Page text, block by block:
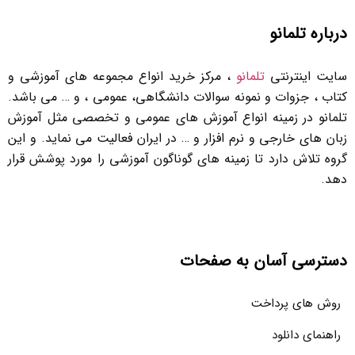
درباره تلمانو
سایت اینترنتی تلمانو ، مرکز خرید انواع مجموعه های آموزشی و
کتاب ، جزوات و نمونه سوالات دانشگاهی، عمومی ، و … می باشد.
تلمانو در زمینه انواع آموزش های عمومی و تخصصی مثل آموزش
زبان های خارجی و نرم افزار و … در ایران فعالیت می نماید. و این
گروه تلاش دارد تا زمینه های گوناگون آموزشی را مورد پوشش قرار
دهد.
دسترسی آسان به صفحات
روش های پرداخت
راهنمای دانلود